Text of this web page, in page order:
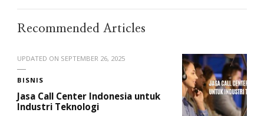
Recommended Articles
UPDATED ON SEPTEMBER 26, 2025
BISNIS
Jasa Call Center Indonesia untuk
Industri Teknologi